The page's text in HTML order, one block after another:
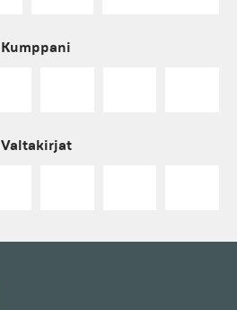
Kumppani
Valtakirjat